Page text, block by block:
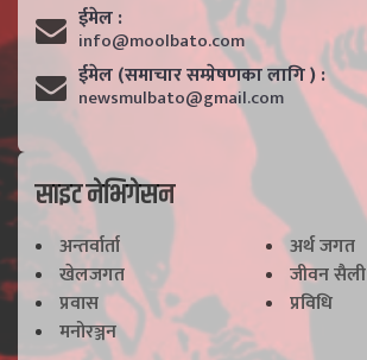
ईमेल :
info@moolbato.com
ईमेल (समाचार सम्प्रेषणका लागि ) :
newsmulbato@gmail.com
साइट नेभिगेसन
अन्तर्वार्ता
अर्थ जगत
खेलजगत
जीवन सैली
प्रवास
प्रविधि
मनोरञ्जन